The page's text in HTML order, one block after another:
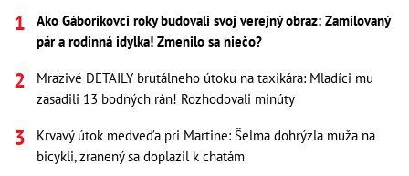
Ako Gáboríkovci roky budovali svoj verejný obraz: Zamilovaný
pár a rodinná idylka! Zmenilo sa niečo?
Mrazivé DETAILY brutálneho útoku na taxikára: Mladíci mu
zasadili 13 bodných rán! Rozhodovali minúty
Krvavý útok medveďa pri Martine: Šelma dohrýzla muža na
bicykli, zranený sa doplazil k chatám